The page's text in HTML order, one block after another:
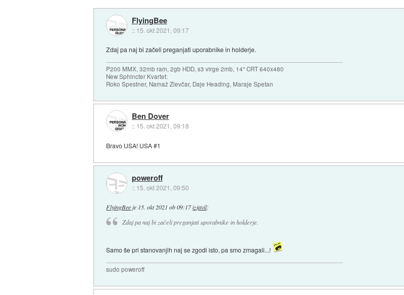
FlyingBee
:: 15. okt 2021, 09:17
Zdaj pa naj bi začeli preganjati uporabnike in holderje.
P200 MMX, 32mb ram, 2gb HDD, s3 virge 2mb, 14" CRT 640x480
New Sphincter Kvartet:
Roko Spestner, Namaž Zlevčar, Daje Heading, Maraje Spetan
Ben Dover
:: 15. okt 2021, 09:18
Bravo USA! USA #1
poweroff
:: 15. okt 2021, 09:50
FlyingBee je 15. okt 2021 ob 09:17izjavil:
Zdaj pa naj bi začeli preganjati uporabnike in holderje.
Samo še pri stanovanjih naj se zgodi isto, pa smo zmagali...!
sudo poweroff